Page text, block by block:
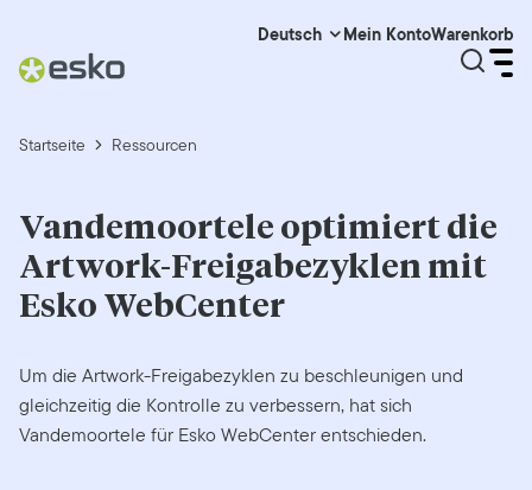
Deutsch Mein KontoWarenkorb
Startseite Ressourcen
Vandemoortele optimiert die
Artwork-Freigabezyklen mit
Esko WebCenter
Um die Artwork-Freigabezyklen zu beschleunigen und
gleichzeitig die Kontrolle zu verbessern, hat sich
Vandemoortele für Esko WebCenter entschieden.